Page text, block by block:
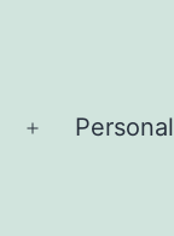
Abrir
Personal